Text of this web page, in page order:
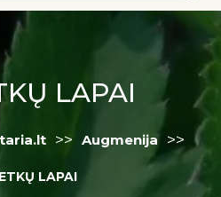
LAPAI
>> Augmenija >>
LAPAI